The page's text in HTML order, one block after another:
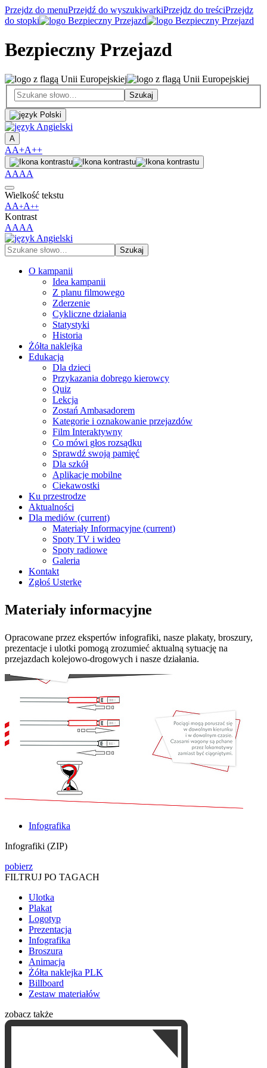
Przejdz do menuPrzejdź do wyszukiwarkiPrzejdz do treściPrzejdz
do stopki
Bezpieczny Przejazd
A
AA+A++
AAAA
Wielkość tekstu
AA+A++
Kontrast
AAAA
O kampanii
Idea kampanii
Z planu filmowego
Zderzenie
Cykliczne działania
Statystyki
Historia
Żółta naklejka
Edukacja
Dla dzieci
Przykazania dobrego kierowcy
Quiz
Lekcja
Zostań Ambasadorem
Kategorie i oznakowanie przejazdów
Film Interaktywny
Co mówi głos rozsądku
Sprawdź swoją pamięć
Dla szkół
Aplikacje mobilne
Ciekawostki
Ku przestrodze
Aktualności
Dla mediów (current)
Materiały Informacyjne (current)
Spoty TV i wideo
Spoty radiowe
Galeria
Kontakt
Zgłoś Usterkę
Materiały informacyjne
Opracowane przez ekspertów infografiki, nasze plakaty, broszury,
prezentacje i ulotki pomogą zrozumieć aktualną sytuację na
przejazdach kolejowo-drogowych i nasze działania.
Infografika
Infografiki (ZIP)
pobierz
FILTRUJ PO TAGACH
Ulotka
Plakat
Logotyp
Prezentacja
Infografika
Broszura
Animacja
Żółta naklejka PLK
Billboard
Zestaw materiałów
zobacz także